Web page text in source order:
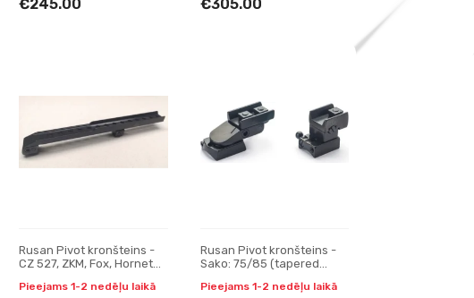
€245.00 €305.00
Rusan Pivot kronšteins -
CZ 527, ZKM, Fox, Hornet
Digisght, Trail, Apex
Pieejams 1-2 nedēļu laikā
Rusan Pivot kronšteins -
Sako: 75/85 (tapered
Pieejams 1-2 nedēļu laikā